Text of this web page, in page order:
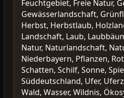
Feuchtgebiet, Freie Natur,
Gewässerlandschaft,
Herbst, Herbstlaub,
Landschaft, Laub,
Natur, Naturlandschaft,
Niederbayern, Pflanzen,
Schatten, Schilf, Sonne,
Süddeutschland, Ufer,
Wald, Wasser, Wildnis,